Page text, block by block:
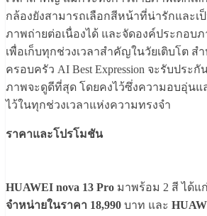
กล้องยังสามารถเลือกสีหน้าที่น่ารักและเ
ภาพถ่ายต่อเนื่องได้ และจัดองค์ประกอบ
เพื่อเก็บทุกช่วงเวลาสำคัญในวัยเติบโต ส
ครอบครัว AI Best Expression จะรับปร
ภาพจะดูดีที่สุด โดยคงไว้ซึ่งความอบอุ่น
ไว้ในทุกช่วงเวลาแห่งความทรงจำ
ราคาและโปรโมชัน
HUAWEI nova 13 Pro มาพร้อม 2 สี ได้แ
จำหน่ายในราคา 18,990 บาท และ